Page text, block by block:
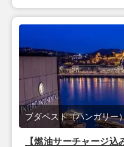
【燃油サーチャージ
ブダペスト（ハンガリー